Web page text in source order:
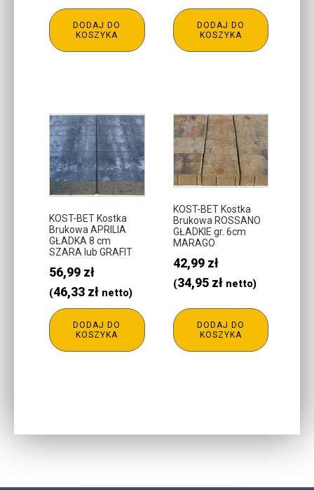
DODAJ DO
KOSZYKA
DODAJ DO
KOSZYKA
KOST-BET Kostka
Brukowa APRILIA
GŁADKA 8 cm
SZARA lub GRAFIT
56,99 zł
(46,33 zł netto)
DODAJ DO
KOSZYKA
KOST-BET Kostka
Brukowa ROSSANO
GŁADKIE gr. 6cm
MARAGO
42,99 zł
(34,95 złnetto)
DODAJ DO
KOSZYKA